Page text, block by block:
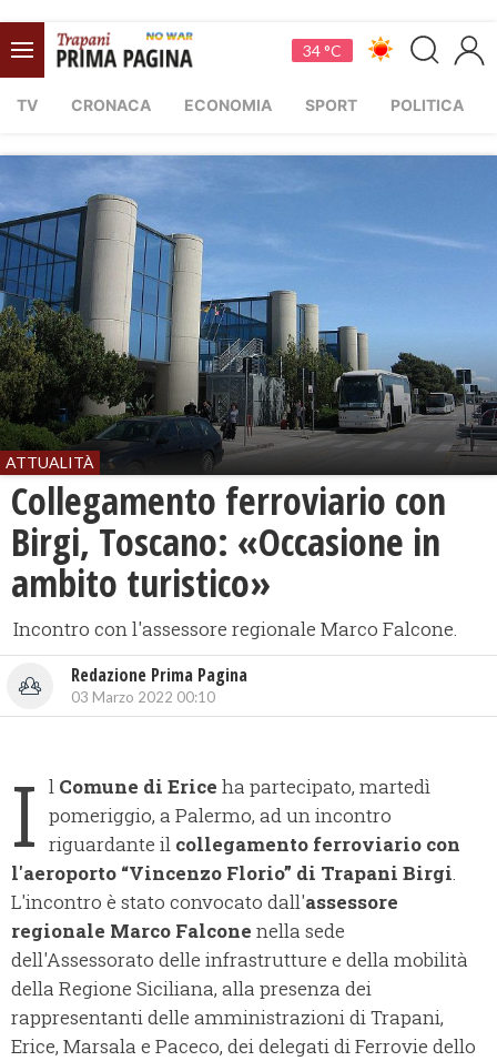
34 °C
TV CRONACA ECONOMIA SPORT POLITICA
ATTUALITÀ
Collegamento ferroviario con
Birgi, Toscano: «Occasione in
ambito turistico»
Incontro con l'assessore regionale Marco Falcone.
Redazione Prima Pagina
03 Marzo 2022 00:10
I l Comune di Erice ha partecipato, martedì
pomeriggio, a Palermo, ad un incontro
riguardante il collegamento ferroviario con
l'aeroporto “Vincenzo Florio” di Trapani Birgi.
L'incontro è stato convocato dall'assessore
regionale Marco Falcone nella sede
dell'Assessorato delle infrastrutture e della mobilità
della Regione Siciliana, alla presenza dei
rappresentanti delle amministrazioni di Trapani,
Erice, Marsala e Paceco, dei delegati di Ferrovie dello